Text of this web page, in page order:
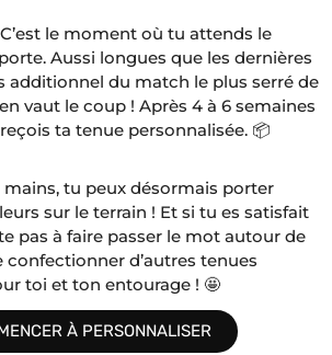
le moment où tu attends le
Aussi longues que les dernières
additionnel du match le plus serré de
vaut le coup ! Après 4 à 6 semaines
ta tenue personnalisée. 📦
mains, tu peux désormais porter
sur le terrain ! Et si tu es satisfait
pas à faire passer le mot autour de
confectionner d’autres tenues
toi et ton entourage ! 🤩
À PERSONNALISER